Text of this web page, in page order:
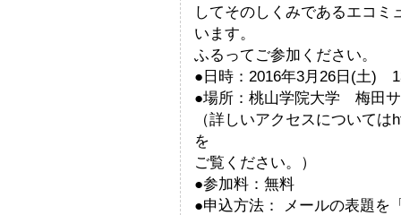
してそのしくみであるエコ
います。
ふるってご参加ください。
●日時：2016年3月26日(土)
●場所：桃山学院大学 梅田
（詳しいアクセスについて
を
ご覧ください。）
●参加料：無料
●申込方法： メールの表題を